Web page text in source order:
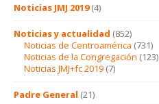
Noticias JMJ 2019(4)
Noticias y actualidad (852)
Noticias de Centroamérica (731)
Noticias de la Congregación (123)
Noticias JMJ+fc 2019 (7)
Padre General (21)